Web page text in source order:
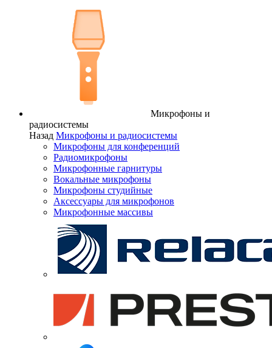
Микрофоны и
радиосистемы
Назад Микрофоны и радиосистемы
Микрофоны для конференций
Радиомикрофоны
Микрофонные гарнитуры
Вокальные микрофоны
Микрофоны студийные
Аксессуары для микрофонов
Микрофонные массивы